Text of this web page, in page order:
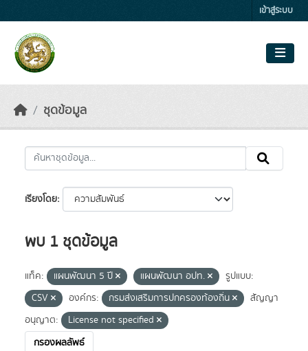
เข้าสู่ระบบ
ชุดข้อมูล
เรียงโดย
พบ 1 ชุดข้อมูล
แท็ค: แผนพัฒนา 5 ปี แผนพัฒนา อปท.
รูปแบบ:
CSV
องค์กร: กรมส่งเสริมการปกครองท้องถิ่น
สัญญา
อนุญาต:
License not specified
กรองผลลัพธ์